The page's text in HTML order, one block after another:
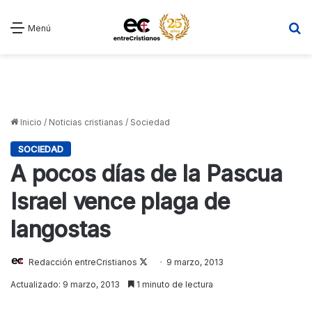
Menú
Inicio / Noticias cristianas / Sociedad
SOCIEDAD
A pocos días de la Pascua
Israel vence plaga de
langostas
Redacción entreCristianos
Follow
on
9 marzo, 2013
Actualizado: 9 marzo, 2013 1 minuto de lectura